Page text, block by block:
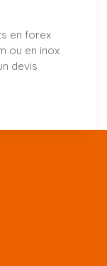
en forex
ou en inox
devis